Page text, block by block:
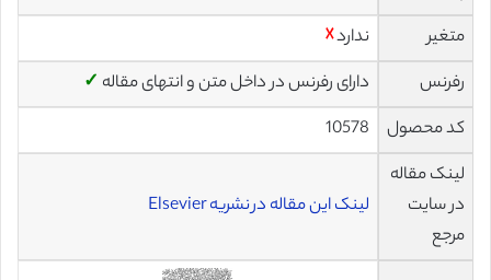
متغیر
ندارد☓
رفرنس
دارای رفرنس در داخل متن و انتهای مقاله ✓
کد محصول
10578
لینک مقاله
در سایت
مرجع
لینک این مقاله در نشریه Elsevier